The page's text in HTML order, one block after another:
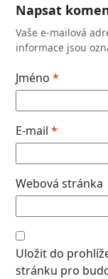
Napsat
Vaše e-mailová
informace jsou
Jméno*
E-mail*
Webová stránka
Uložit do
stránku pro